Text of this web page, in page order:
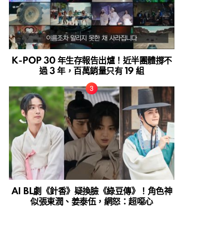
K-POP 30 年生存報告出爐！近半團體撐不
過 3 年，百萬銷量只有 19 組
AI BL劇《針香》疑換臉《綠豆傳》！角色神
似張東潤、姜泰伍，網怒：超噁心